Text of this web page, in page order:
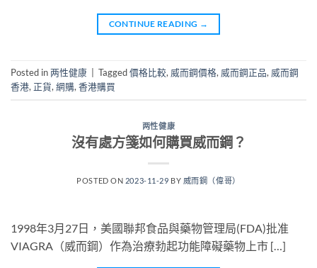
CONTINUE READING →
Posted in两性健康 Tagged價格比較, 威而鋼價格, 威而鋼正品, 威而鋼
香港, 正貨,網購,香港購買
两性健康
沒有處方箋如何購買威而鋼？
POSTED ON 2023-11-29 BY 威而鋼（偉哥）
1998年3月27日，美國聯邦食品與藥物管理局(FDA)批准
VIAGRA（威而鋼）作為治療勃起功能障礙藥物上市 […]